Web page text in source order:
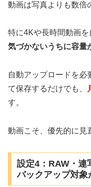
動画は写真よりも数倍
特に4Kや長時間動画を
気づかないうちに容量
自動アップロードを必
て保存するだけでも、
す。
動画こそ、優先的に見
設定4：RAW・連
バックアップ対象